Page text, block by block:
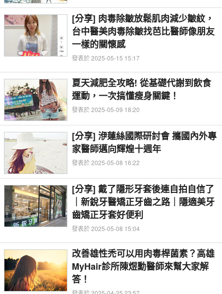
[分享] 肉毒除皺放鬆肌肉減少皺紋，
台中醫美肉毒除皺找芭比醫師像朋友
一樣的關懷感
發表於 2025-05-15 15:17
夏天減肥全攻略! 從基礎代謝到飲食
運動，一次搞懂瘦身關鍵！
發表於 2025-05-09 18:20
[分享] 洢蓮絲國際研討會 攜國內外專
家醫師邁向輝煌十週年
發表於 2025-05-08 16:22
[分享] 戴了隱形牙套後連自拍自信了
｜新銳牙醫矯正牙齒之路｜隱適美牙
齒矯正牙套好便利
發表於 2025-05-08 15:04
改善雄性禿可以用肉毒桿菌素？高雄
MyHair診所陳煜勳醫師來幫大家解
答！